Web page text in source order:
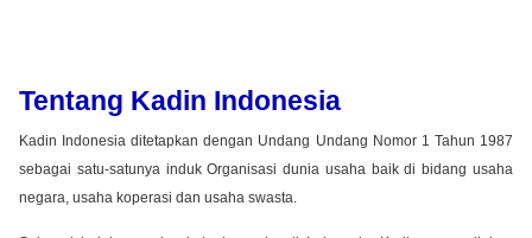
Tentang Kadin Indonesia
Kadin Indonesia ditetapkan dengan Undang Undang Nomor 1 Tahun 1987
sebagai satu-satunya induk Organisasi dunia usaha baik di bidang usaha
negara, usaha koperasi dan usaha swasta.